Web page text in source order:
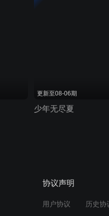
更新至08-06期
少年无尽夏
协议声明
用户协议 历史协